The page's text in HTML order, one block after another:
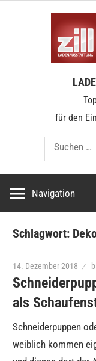
Kunden
für den
Navigation
Schlagwort:
14. Dezember 2018
als
Schneiderpuppen
weiblich kommen